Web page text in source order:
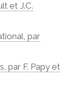
et J.C.
par
par F. Papy et